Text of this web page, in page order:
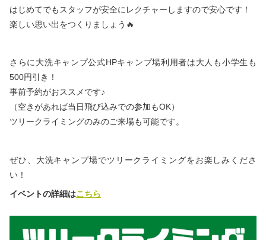
はじめてでもスタッフが安全にレクチャーしますので安心です！
楽しい思い出をつくりましょう🔥
さらに大洗キャンプ公式HPキャンプ場利用者は大人も小学生も
500円引き！
事前予約がおススメです♪
（空きがあれば当日飛び込みでの参加もOK）
ツリークライミングのみのご来場も可能です。
ぜひ、大洗キャンプ場でツリークライミングをお楽しみくださ
い！
イベントの詳細はこちら